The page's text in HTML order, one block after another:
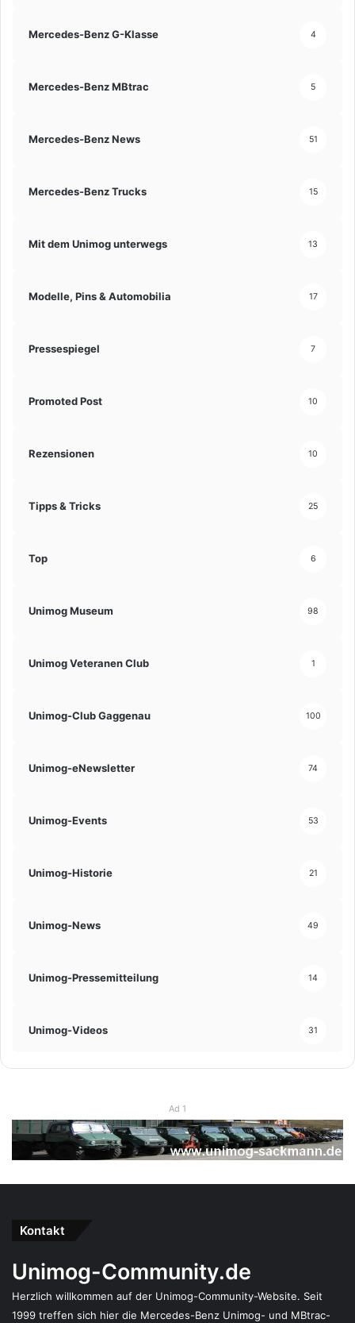
Mercedes-Benz G-Klasse 4
Mercedes-Benz MBtrac 5
Mercedes-Benz News 51
Mercedes-Benz Trucks 15
Mit dem Unimog unterwegs 13
Modelle, Pins & Automobilia 17
Pressespiegel 7
Promoted Post 10
Rezensionen 10
Tipps & Tricks 25
Top 6
Unimog Museum 98
Unimog Veteranen Club 1
Unimog-Club Gaggenau 100
Unimog-eNewsletter 74
Unimog-Events 53
Unimog-Historie 21
Unimog-News 49
Unimog-Pressemitteilung 14
Unimog-Videos 31
Ad 1
Kontakt
Unimog-Community.de
Herzlich willkommen auf der Unimog-Community-Website. Seit
1999 treffen sich hier die Mercedes-Benz Unimog- und MBtrac-